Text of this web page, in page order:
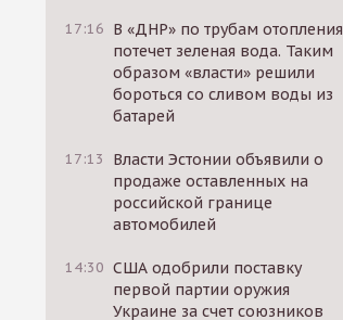
17:16 В «ДНР» по трубам отопления
потечет зеленая вода. Таким
образом «власти» решили
бороться со сливом воды из
батарей
17:13
Власти Эстонии объявили о
продаже оставленных на
российской границе
автомобилей
14:30 США одобрили поставку
первой партии оружия
Украине за счет союзников